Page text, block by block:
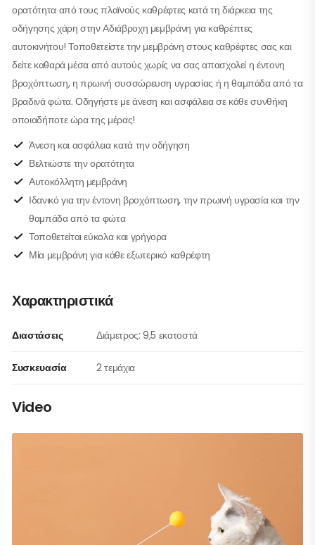
ορατότητα από τους πλαϊνούς καθρέφτες κατά τη διάρκεια της
οδήγησης χάρη στην Αδιάβροχη μεμβράνη για καθρέπτες
αυτοκινήτου! Τοποθετείστε την μεμβράνη στους καθρέφτες σας και
δείτε καθαρά μέσα από αυτούς χωρίς να σας απασχολεί η έντονη
βροχόπτωση, η πρωινή συσσώρευση υγρασίας ή η θαμπάδα από τα
βραδινά φώτα. Οδηγήστε με άνεση και ασφάλεια σε κάθε συνθήκη
οποιαδήποτε ώρα της μέρας!
Άνεση και ασφάλεια κατά την οδήγηση
Βελτιώστε την ορατότητα
Αυτοκόλλητη μεμβράνη
Ιδανικό για την έντονη βροχόπτωση, την πρωινή υγρασία και την
θαμπάδα από τα φώτα
Τοποθετείται εύκολα και γρήγορα
Μία μεμβράνη για κάθε εξωτερικό καθρέφτη
Χαρακτηριστικά
Διαστάσεις Διάμετρος: 9,5 εκατοστά
Συσκευασία 2 τεμάχια
Video